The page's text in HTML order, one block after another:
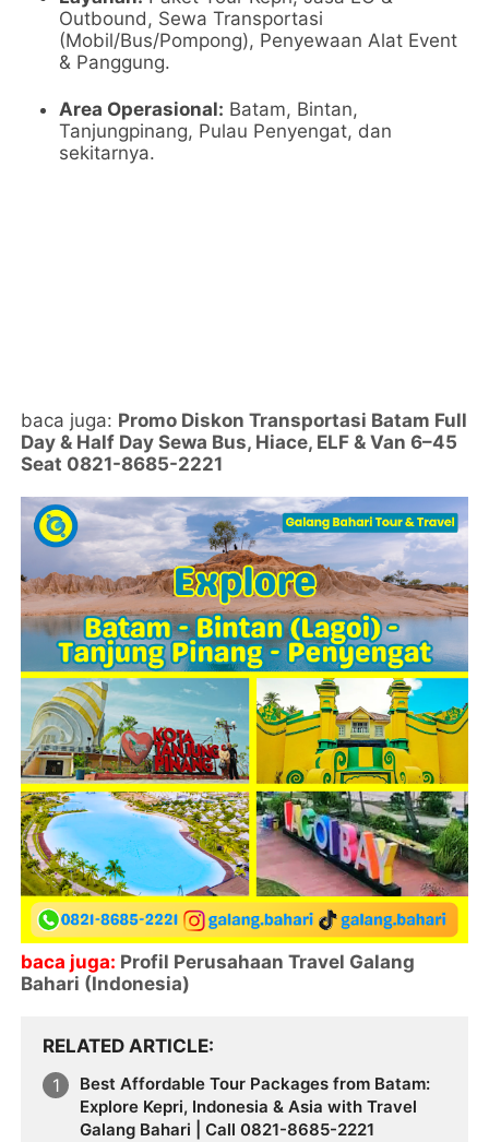
Outbound, Sewa Transportasi
(Mobil/Bus/Pompong), Penyewaan Alat Event
& Panggung.
Area Operasional: Batam, Bintan,
Tanjungpinang, Pulau Penyengat, dan
sekitarnya.
baca juga: Promo Diskon Transportasi Batam Full
Day & Half Day Sewa Bus, Hiace, ELF & Van 6–45
Seat 0821-8685-2221
baca juga: Profil Perusahaan Travel Galang
Bahari (Indonesia)
RELATED ARTICLE
Best Affordable Tour Packages from Batam:
Explore Kepri, Indonesia & Asia with Travel
Galang Bahari | Call 0821-8685-2221